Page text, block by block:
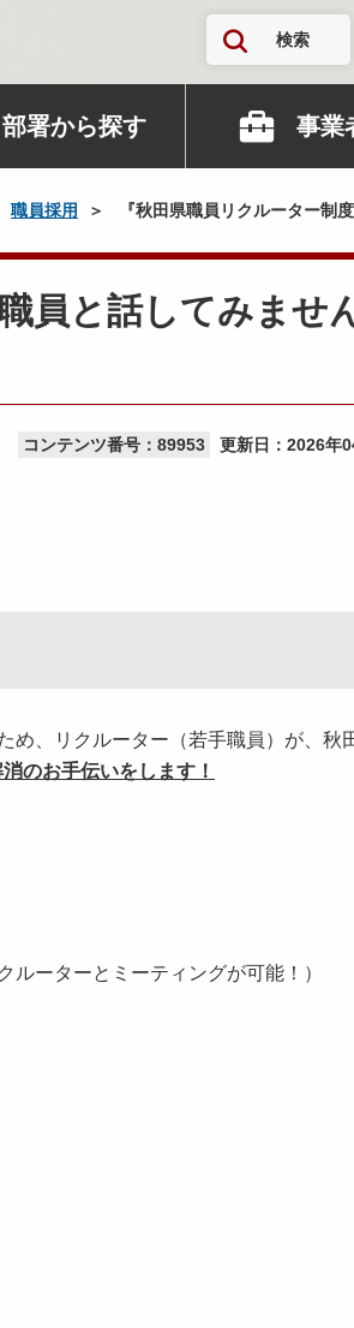
検索
部署から探す 事業
職員採用 『秋田県職員リクルーター制
員と話してみませ
コンテンツ番号：89953 更新日： 2026年
、リクルーター（若手職員）が、秋
のお手伝いをします！
ルーターとミーティングが可能！）